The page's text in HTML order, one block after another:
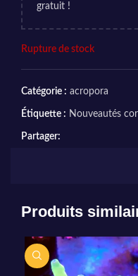
gratuit !
Rupture de stock
Catégorie : acropora
Étiquette : Nouveautés
Partager:
Produits